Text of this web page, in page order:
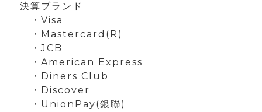
決算ブランド
・Visa
・Mastercard(R)
・JCB
・American Express
・Diners Club
・Discover
・UnionPay(銀聯)